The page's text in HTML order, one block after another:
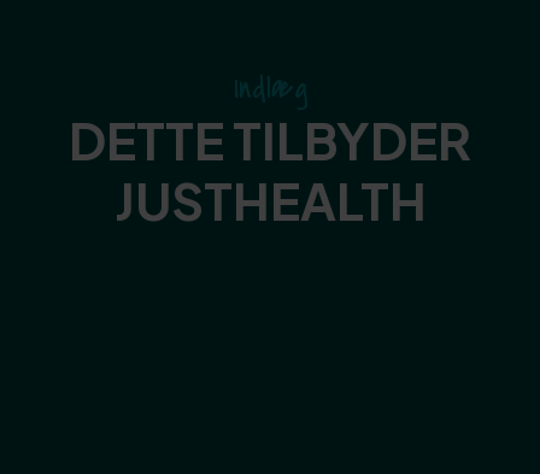
Indlæg
DETTE TILBYDER
JUSTHEALTH